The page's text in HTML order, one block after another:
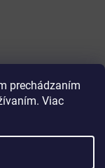
prechádzaním
Viac